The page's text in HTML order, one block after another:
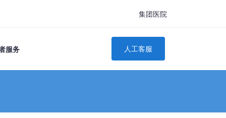
集团医院
服务 人工客服